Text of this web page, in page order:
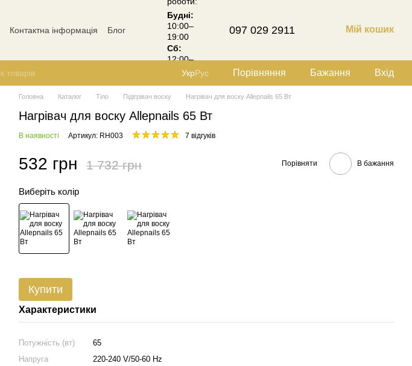
Контактна інформація
Блог
Будні:
10:00–
19:00
Сб:
12:00–
18:00
097 029 2911 Мій кошик
УкрРус Порівняння Бажання Вхід
Головна Каталог Тіло Підігрівач воску Нагрівач для воску Allepnails 65 Вт
Нагрівач для воску Allepnails 65 Вт
В наявності Артикул: RH003 7 відгуків
532 грн 1 732 грн Порівняти В бажання
Виберіть колір
Купити
Характеристики
Потужність (вт)
65
Напруга
220-240 V/50-60 Hz